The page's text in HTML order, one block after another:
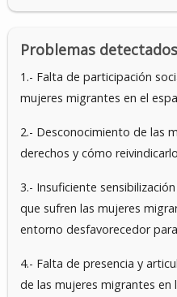
Problemas detectados
1.- Falta de participación
mujeres migrantes en el
2.- Desconocimiento de las
derechos y cómo
3.- Insuficiente
que sufren las mujeres
entorno desfavorecedor
4.- Falta de presencia y
de las mujeres migrantes